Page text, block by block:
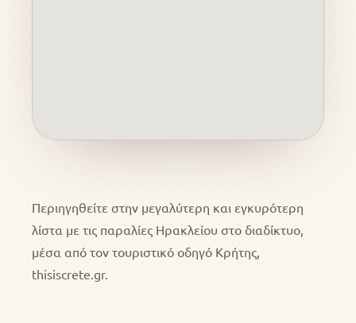
Περιηγηθείτε στην μεγαλύτερη και εγκυρότερη
λίστα με τις παραλίες Ηρακλείου στο διαδίκτυο,
μέσα από τον τουριστικό οδηγό Κρήτης,
thisiscrete.gr.